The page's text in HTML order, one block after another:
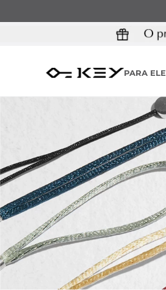
PARA ELE